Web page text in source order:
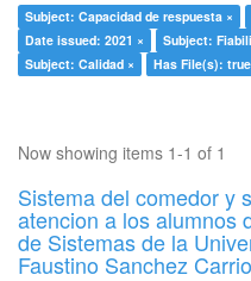
Subject: Capacidad de respuesta ×
Date issued: 2021 ×
Subject:
Subject: Calidad ×
Has File(s):
Now showing items 1-1 of 1
Sistema del comedor y
atencion a los alumnos
de Sistemas de la
Faustino Sanchez